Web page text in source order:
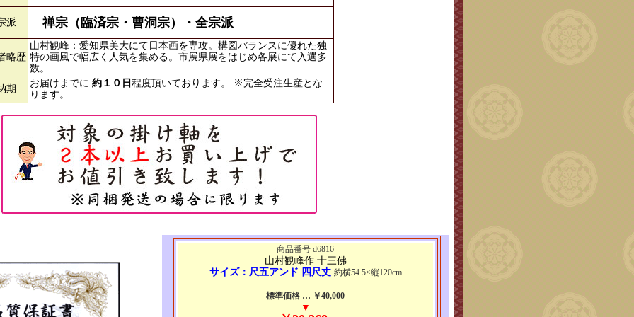
派 禅宗（臨済宗・曹洞宗）・全宗派
略歴
山村観峰：愛知県美大にて日本画を専攻。構図バランスに優れた独
特の画風で幅広く人気を集める。市展県展をはじめ各展にて入選多
数。
期
お届けまでに 約１０日 程度頂いております。 ※完全受注生産とな
ります。
商品番号 d6816
山村観峰作 十三佛
サイズ：尺五アンド 四尺丈 約横54.5×縦120cm
標準価格 … ￥40,000
▼